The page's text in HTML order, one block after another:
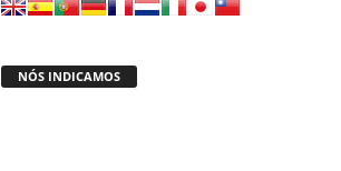
NÓS INDICAMOS